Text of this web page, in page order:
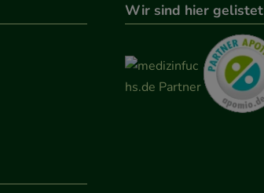
Wir sind hier gelistet